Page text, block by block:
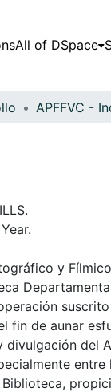
All of DSpace
y
fin de aunar
divulgación del